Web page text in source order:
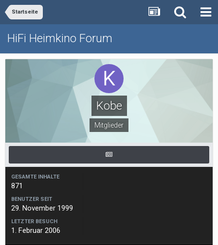
Startseite
HiFi Heimkino Forum
Kobe
Mitglieder
GESAMTE INHALTE
871
BENUTZER SEIT
29. November 1999
LETZTER BESUCH
1. Februar 2006